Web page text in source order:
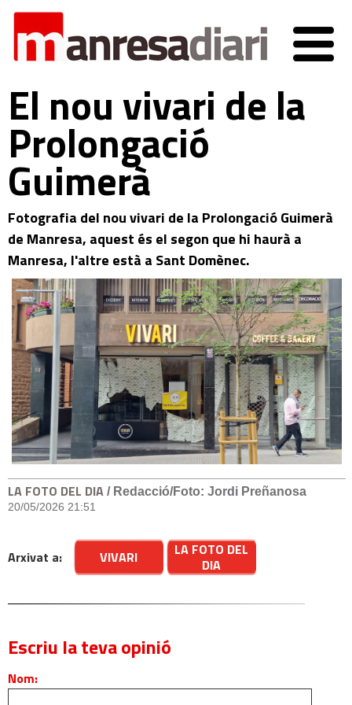
El nou vivari de la
Prolongació
Guimerà
Fotografia del nou vivari de la Prolongació Guimerà
de Manresa, aquest és el segon que hi haurà a
Manresa, l'altre està a Sant Domènec.
LA FOTO DEL DIA / Redacció/Foto: Jordi Preñanosa
20/05/2026 21:51
Arxivat a: VIVARI
LA FOTO DEL
DIA
Escriu la teva opinió
Nom: